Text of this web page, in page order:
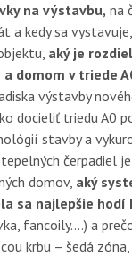
na výstavbu, na
a kedy sa
aký je
domom v triede
výstavby
docieliť triedu A0
stavby a
čerpadiel
domov, aký
sa najlepšie hodí
fancoily….) a
krbu – šedá